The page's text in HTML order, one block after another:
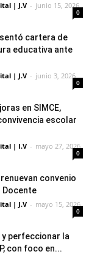
| J.V - junio 15, 2026
0
cartera de
educativa ante
| J.V - junio 3, 2026
0
en SIMCE,
escolar
| I.V - mayo 27, 2026
0
convenio
Docente
| J.V - mayo 15, 2026
0
y perfeccionar la
con foco en...